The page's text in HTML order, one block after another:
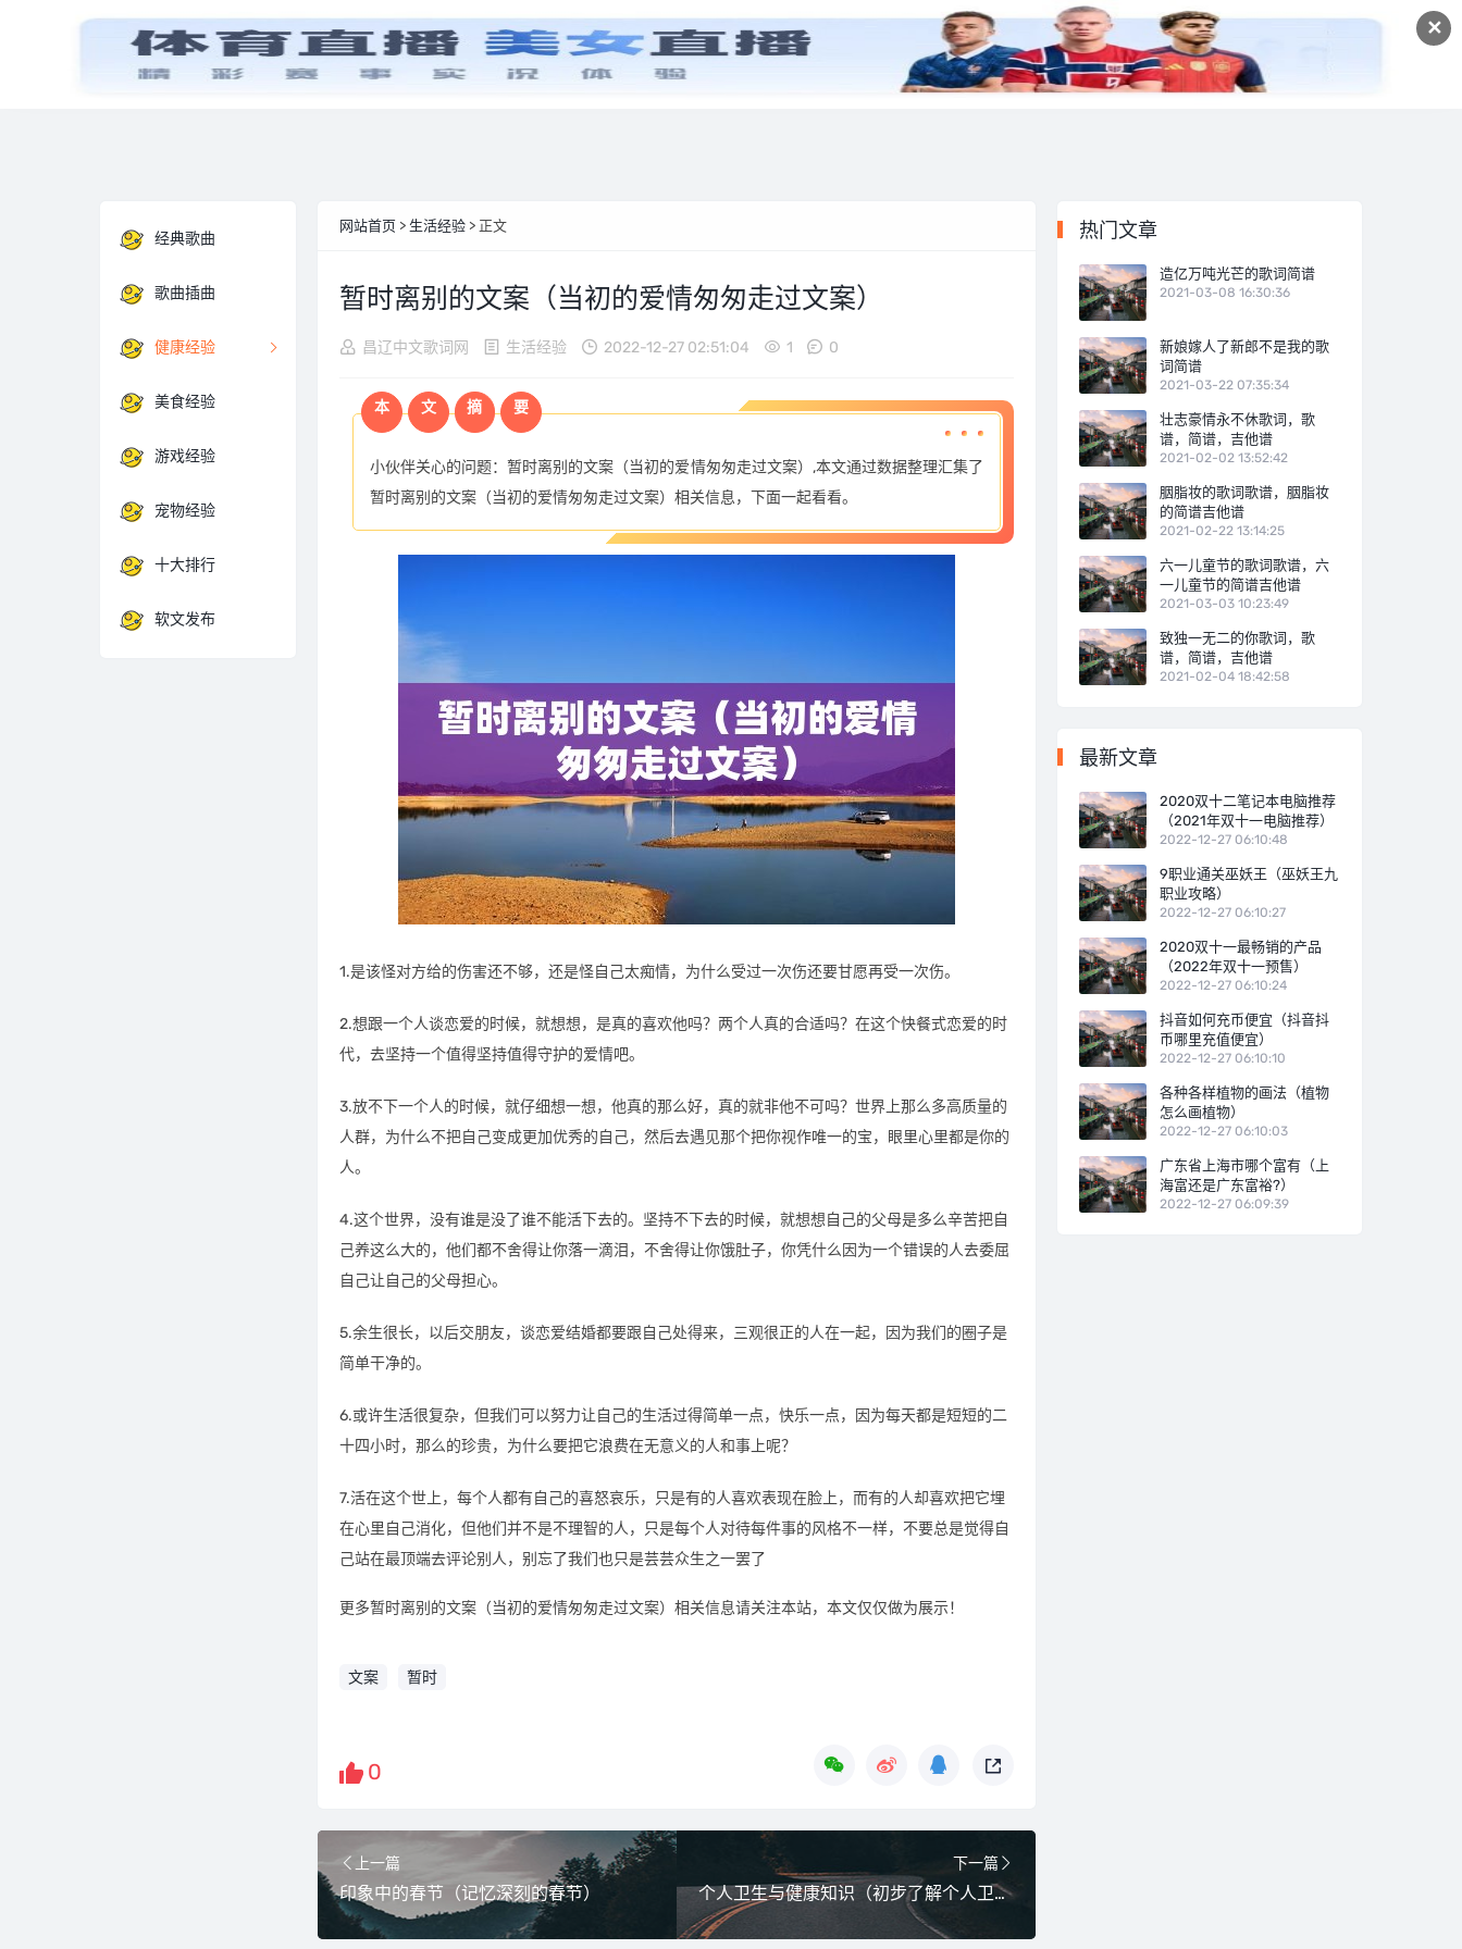
✕
首页 经典歌曲 歌曲插曲 生活经验 健康经验 美食经验 游戏经验 宠物经验 十大排行 自媒体
网站首页 > 生活经验 > 正文
暂时离别的文案（当初的爱情匆匆走过文案）
昌辽中文歌词网 生活经验 2022-12-27 02:51:04 1 0
本 文 摘 要
小伙伴关心的问题：暂时离别的文案（当初的爱情匆匆走过文案）,本文通过数据整理汇集了
暂时离别的文案（当初的爱情匆匆走过文案）相关信息，下面一起看看。
1.是该怪对方给的伤害还不够，还是怪自己太痴情，为什么受过一次伤还要甘愿再受一次伤。
2.想跟一个人谈恋爱的时候，就想想，是真的喜欢他吗？两个人真的合适吗？在这个快餐式恋爱的时
代，去坚持一个值得坚持值得守护的爱情吧。
3.放不下一个人的时候，就仔细想一想，他真的那么好，真的就非他不可吗？世界上那么多高质量的
人群，为什么不把自己变成更加优秀的自己，然后去遇见那个把你视作唯一的宝，眼里心里都是你的
人。
4.这个世界，没有谁是没了谁不能活下去的。坚持不下去的时候，就想想自己的父母是多么辛苦把自
己养这么大的，他们都不舍得让你落一滴泪，不舍得让你饿肚子，你凭什么因为一个错误的人去委屈
自己让自己的父母担心。
5.余生很长，以后交朋友，谈恋爱结婚都要跟自己处得来，三观很正的人在一起，因为我们的圈子是
简单干净的。
6.或许生活很复杂，但我们可以努力让自己的生活过得简单一点，快乐一点，因为每天都是短短的二
十四小时，那么的珍贵，为什么要把它浪费在无意义的人和事上呢？
7.活在这个世上，每个人都有自己的喜怒哀乐，只是有的人喜欢表现在脸上，而有的人却喜欢把它埋
在心里自己消化，但他们并不是不理智的人，只是每个人对待每件事的风格不一样，不要总是觉得自
己站在最顶端去评论别人，别忘了我们也只是芸芸众生之一罢了
更多暂时离别的文案（当初的爱情匆匆走过文案）相关信息请关注本站，本文仅仅做为展示！
文案 暂时
0
上一篇
印象中的春节（记忆深刻的春节）
下一篇
个人卫生与健康知识（初步了解个人卫生保健知识）
经典歌曲
歌曲插曲
健康经验
美食经验
游戏经验
宠物经验
十大排行
软文发布
热门文章
造亿万吨光芒的歌词简谱
2021-03-08 16:30:36
新娘嫁人了新郎不是我的歌
词简谱
2021-03-22 07:35:34
壮志豪情永不休歌词，歌
谱，简谱，吉他谱
2021-02-02 13:52:42
胭脂妆的歌词歌谱，胭脂妆
的简谱吉他谱
2021-02-22 13:14:25
六一儿童节的歌词歌谱，六
一儿童节的简谱吉他谱
2021-03-03 10:23:49
致独一无二的你歌词，歌
谱，简谱，吉他谱
2021-02-04 18:42:58
最新文章
2020双十二笔记本电脑推荐
（2021年双十一电脑推荐）
2022-12-27 06:10:48
9职业通关巫妖王（巫妖王九
职业攻略）
2022-12-27 06:10:27
2020双十一最畅销的产品
（2022年双十一预售）
2022-12-27 06:10:24
抖音如何充币便宜（抖音抖
币哪里充值便宜）
2022-12-27 06:10:10
各种各样植物的画法（植物
怎么画植物）
2022-12-27 06:10:03
广东省上海市哪个富有（上
海富还是广东富裕?）
2022-12-27 06:09:39